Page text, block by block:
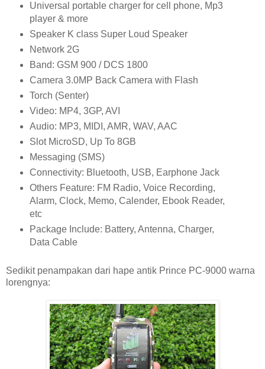
Universal portable charger for cell phone, Mp3
player & more
Speaker K class Super Loud Speaker
Network 2G
Band: GSM 900 / DCS 1800
Camera 3.0MP Back Camera with Flash
Torch (Senter)
Video: MP4, 3GP, AVI
Audio: MP3, MIDI, AMR, WAV, AAC
Slot MicroSD, Up To 8GB
Messaging (SMS)
Connectivity: Bluetooth, USB, Earphone Jack
Others Feature: FM Radio, Voice Recording,
Alarm, Clock, Memo, Calender, Ebook Reader,
etc
Package Include: Battery, Antenna, Charger,
Data Cable
Sedikit penampakan dari hape antik Prince PC-9000 warna
lorengnya: